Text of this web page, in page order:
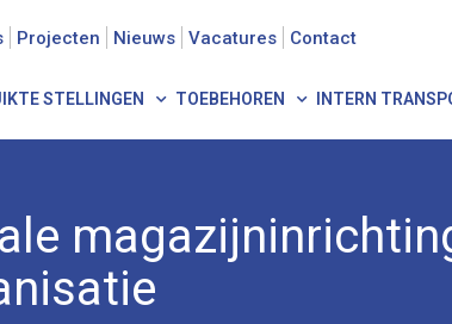
Projecten Nieuws Vacatures Contact
STELLINGEN TOEBEHOREN INTERN